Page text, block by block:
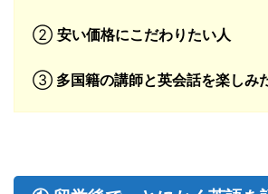
② 安い価格にこだわりたい人
③ 多国籍の講師と英会話を楽しみ